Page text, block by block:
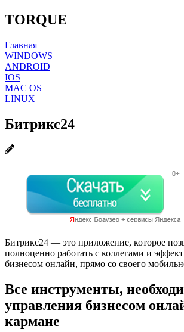
TORQUE
Главная
WINDOWS
ANDROID
IOS
MAC OS
LINUX
Битрикс24
Битрикс24 — это приложение, которое
полноценно работать с коллегами и
бизнесом онлайн, прямо со своего
Все инструменты,
управления бизнесом
кармане